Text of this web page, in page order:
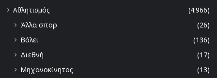
Αθλητισμός
(4.966)
Άλλα σπορ
(26)
Βόλει
(136)
Διεθνή
(17)
Μηχανοκίνητος
(13)